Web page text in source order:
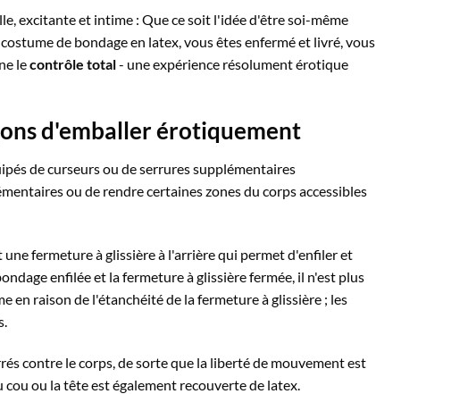
excitante et intime : Que ce soit l'idée d'être soi-même
de bondage en latex, vous êtes enfermé et livré, vous
lecontrôle total- une expérience résolument érotique
d'emballer érotiquement
de curseurs ou de serrures supplémentaires
ou de rendre certaines zones du corps accessibles
fermeture à glissière à l'arrière qui permet d'enfiler et
enfilée et la fermeture à glissière fermée, il n'est plus
en raison de l'étanchéité de la fermeture à glissière ; les
contre le corps, de sorte que la liberté de mouvement est
ou la tête est également recouverte de latex.